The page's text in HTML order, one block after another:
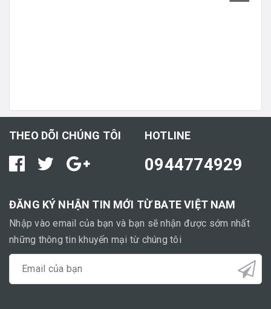
THEO DÕI CHÚNG TÔI HOTLINE
0944774929
ĐĂNG KÝ NHẬN TIN MỚI TỪ BATE VIỆT NAM
Nhập vào email của bạn và bạn sẽ nhận được sớm nhất
những thông tin khuyến mại từ chúng tôi